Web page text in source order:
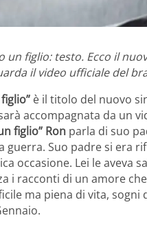
un figlio: testo. Ecco il
il video ufficiale del
è il titolo del nuovo
accompagnata da un
figlio” Ron parla di suo
guerra. Suo padre si era
occasione. Lei le aveva
i racconti di un amore
ma piena di vita, sogni